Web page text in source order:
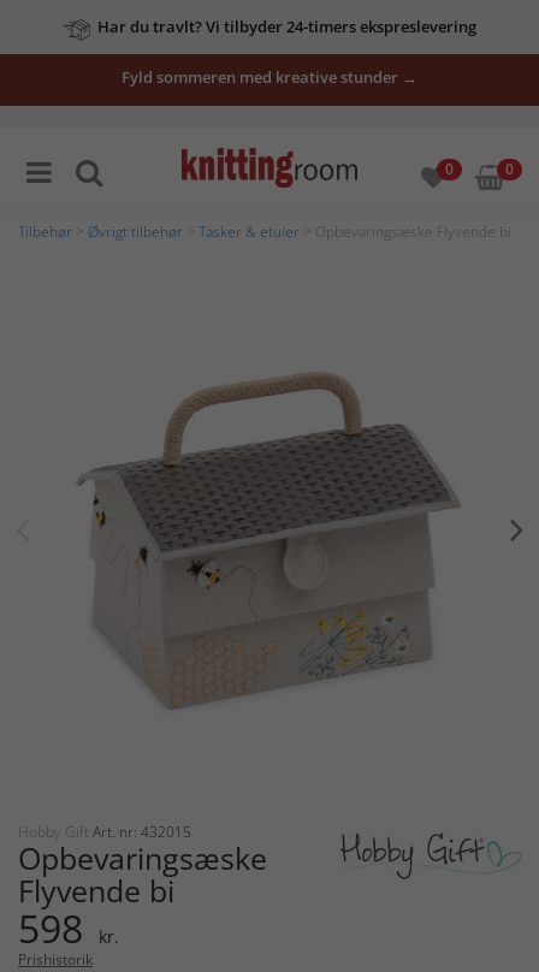
Har du travlt? Vi tilbyder 24-timers ekspreslevering
Fyld sommeren med kreative stunder →
0 0
Tilbehør Øvrigt tilbehør Tasker & etuier > Opbevaringsæske Flyvende bi
Hobby Gift Art. nr: 432015
Opbevaringsæske
Flyvende bi
598 kr.
Prishistorik